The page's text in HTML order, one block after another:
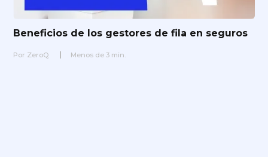
Beneficios de los gestores de fila en seguros
Por ZeroQ Menos de 3 min.